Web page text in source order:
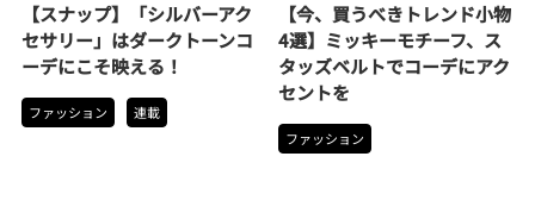
【スナップ】「シルバーアク
セサリー」はダークトーンコ
ーデにこそ映える！
ファッション 連載
【今、買うべきトレンド小物
4選】ミッキーモチーフ、ス
タッズベルトでコーデにアク
セントを
ファッション